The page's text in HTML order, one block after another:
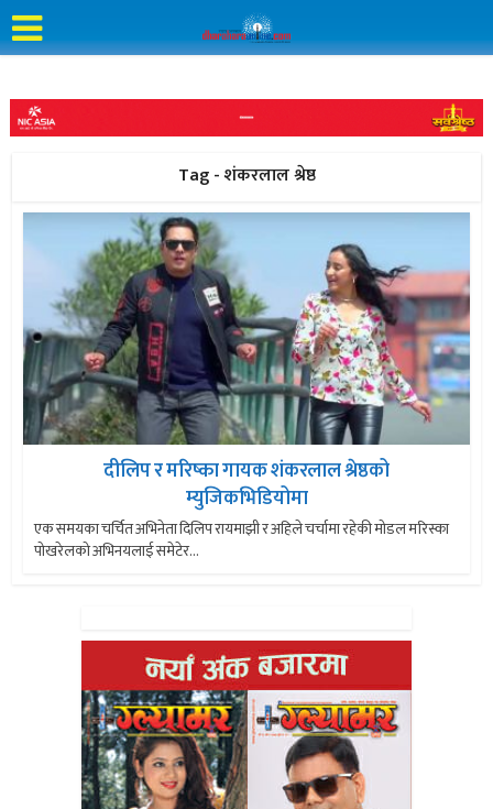
Tag - शंकरलाल श्रेष्ठ
दीलिप र मरिष्का गायक शंकरलाल श्रेष्ठको
म्युजिकभिडियोमा
एक समयका चर्चित अभिनेता दिलिप रायमाझी र अहिले चर्चामा रहेकी मोडल मरिस्का
पोखरेलको अभिनयलाई समेटेर...